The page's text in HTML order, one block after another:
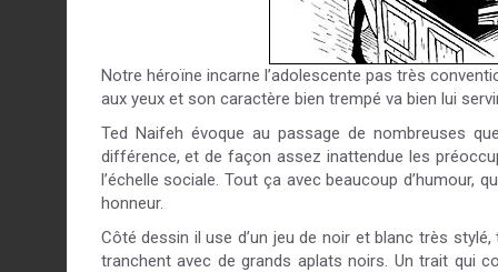
Notre héroïne incarne l’adolescente pas très
aux yeux et son caractère bien trempé va bien lui
Ted Naifeh évoque au passage de nombreuses
différence, et de façon assez inattendue les
l’échelle sociale. Tout ça avec beaucoup
honneur.
Côté dessin il use d’un jeu de noir et blanc très
tranchent avec de grands aplats noirs. Un trait qui